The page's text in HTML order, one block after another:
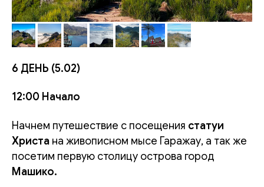
6 ДЕНЬ (5.02)
12:00 Начало
Начнем путешествие с посещения статуи
Христа на живописном мысе Гаражау, а так же
посетим первую столицу острова город
Машико.